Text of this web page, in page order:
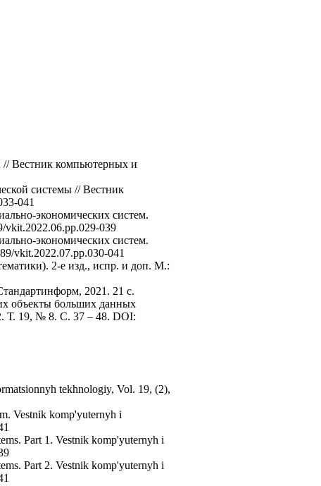
// Вестник компьютерных и
системы // Вестник
041
экономических систем.
039
экономических систем.
vkit.2022.07.pp.030-041
2-е изд., испр. и доп. М.:
2021. 21 с.
объекты больших данных
Т. 19, № 8. C. 37 – 48. DOI:
tekhnologiy, Vol. 19, (2),
Vestnik komp'yuternyh i
Part 1. Vestnik komp'yuternyh i
Part 2. Vestnik komp'yuternyh i